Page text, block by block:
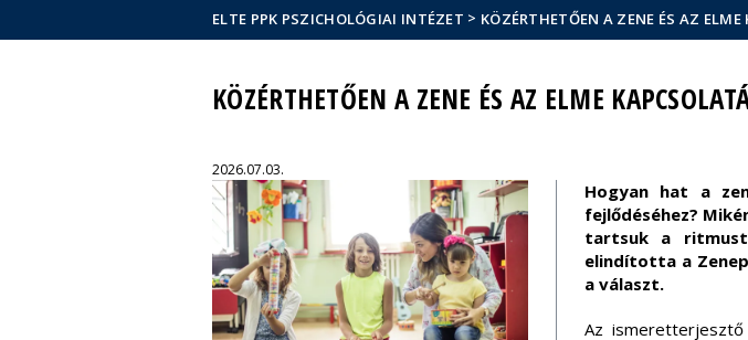
ELTE PPK PSZICHOLÓGIAI INTÉZET > KÖZÉRTHETŐEN A ZENE ÉS AZ
KÖZÉRTHETŐEN A ZENE ÉS AZ ELME
2026.07.03.
Hogyan hat a
fejlődéséhez?
tartsuk a
elindította a
a választ.
Az